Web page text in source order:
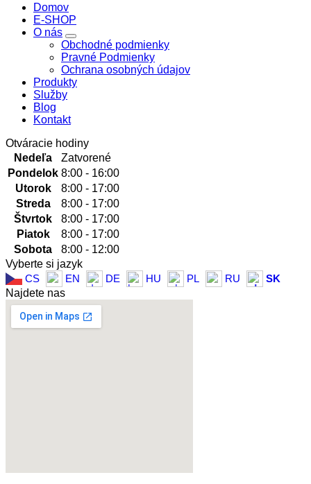
Domov
E-SHOP
O nás
Obchodné podmienky
Pravné Podmienky
Ochrana osobných údajov
Produkty
Služby
Blog
Kontakt
Otváracie hodiny
Nedeľa
Zatvorené
Pondelok 8:00 - 16:00
Utorok
8:00 - 17:00
Streda
8:00 - 17:00
Štvrtok
8:00 - 17:00
Piatok
8:00 - 17:00
Sobota
8:00 - 12:00
Vyberte si jazyk
CS
EN DE HU PL RU
SK
Najdete nas